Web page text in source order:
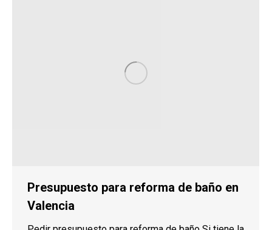
Presupuesto para reforma de baño en
Valencia